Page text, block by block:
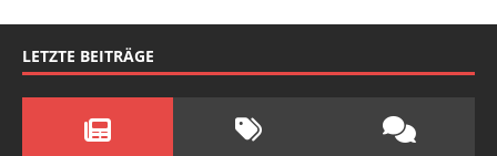
LETZTE BEITRÄGE